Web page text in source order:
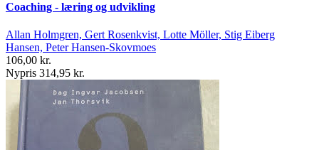
Coaching - læring og udvikling
Allan Holmgren, Gert Rosenkvist, Lotte Möller, Stig Eiberg
Hansen, Peter Hansen-Skovmoes
106,00 kr.
Nypris 314,95 kr.